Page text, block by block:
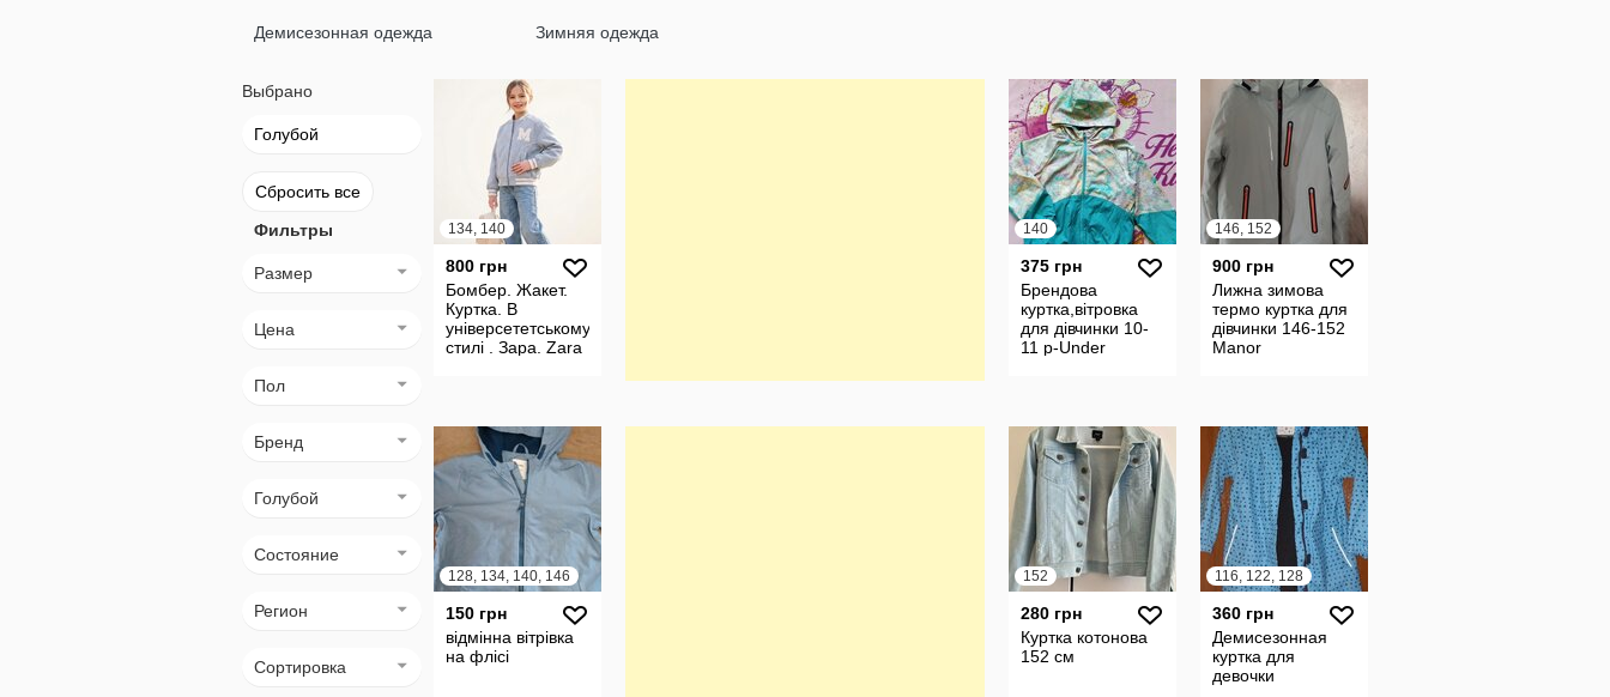
Демисезонная одежда Зимняя одежда
Выбрано
Голубой
Сбросить все
Фильтры
Размер
Цена
Пол
Бренд
Голубой
Состояние
Регион
Сортировка
134, 140
800 грн
Бомбер. Жакет.
Куртка. В
універсететському
стилі . Зара. Zara
140
375 грн
Брендова
куртка,вітровка
для дівчинки 10-
11 р-Under
146, 152
900 грн
Лижна зимова
термо куртка для
дівчинки 146-152
Manor
128, 134, 140, 146
150 грн
відмінна вітрівка
на флісі
152
280 грн
Куртка котонова
152 см
116, 122, 128
360 грн
Демисезонная
куртка для
девочки